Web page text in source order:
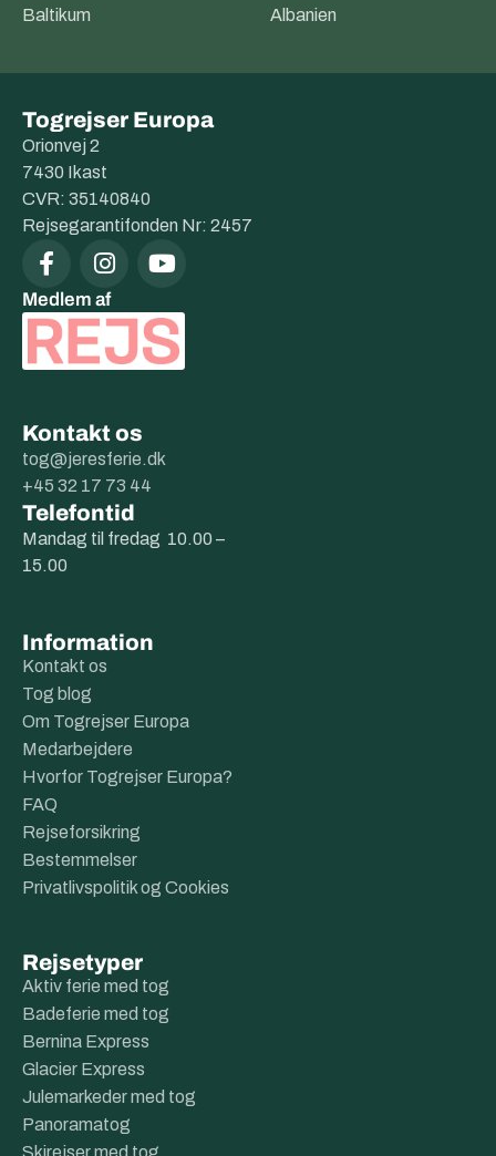
Baltikum
Albanien
Togrejser Europa
Orionvej 2
7430 Ikast
CVR: 35140840
Rejsegarantifonden Nr: 2457
Medlem af
Kontakt os
tog@jeresferie.dk
+45 32 17 73 44
Telefontid
Mandag til fredag 10.00 –
15.00
Information
Kontakt os
Tog blog
Om Togrejser Europa
Medarbejdere
Hvorfor Togrejser Europa?
FAQ
Rejseforsikring
Bestemmelser
Privatlivspolitik og Cookies
Rejsetyper
Aktiv ferie med tog
Badeferie med tog
Bernina Express
Glacier Express
Julemarkeder med tog
Panoramatog